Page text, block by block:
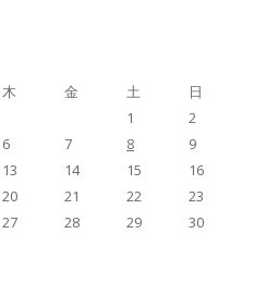
木 金 土 日
1
2
6 7 8
9
13 14 15
16
20 21 22
23
27 28 29
30